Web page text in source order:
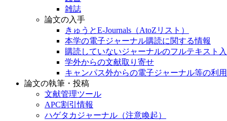
雑誌
論文の入手
きゅうとE-Journals（AtoZリスト）
本学の電子ジャーナル購読に関する情報
購読していないジャーナルのフルテキスト
学外からの文献取り寄せ
キャンパス外からの電子ジャーナル等の利用
論文の執筆・投稿
文献管理ツール
APC割引情報
ハゲタカジャーナル（注意喚起）